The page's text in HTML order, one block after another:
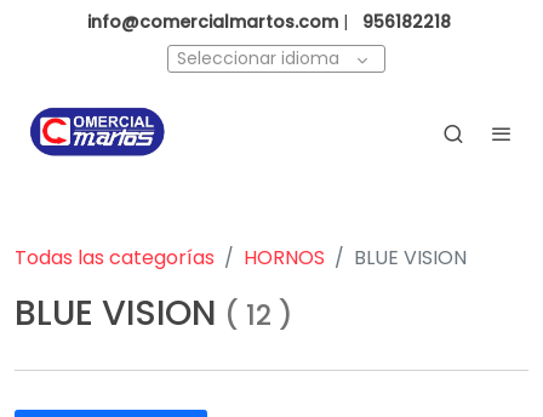
info@comercialmartos.com |
956182218
Seleccionar idioma
Todas las categorías HORNOS BLUE VISION
BLUE VISION ( 12 )